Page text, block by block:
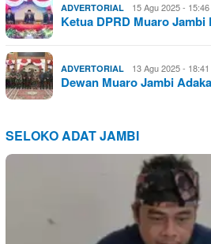
ADVERTORIAL 15 Agu 2025 -
Ketua DPRD Muaro
ADVERTORIAL 13 Agu 2025 -
Dewan Muaro Jambi
SELOKO ADAT JAMBI